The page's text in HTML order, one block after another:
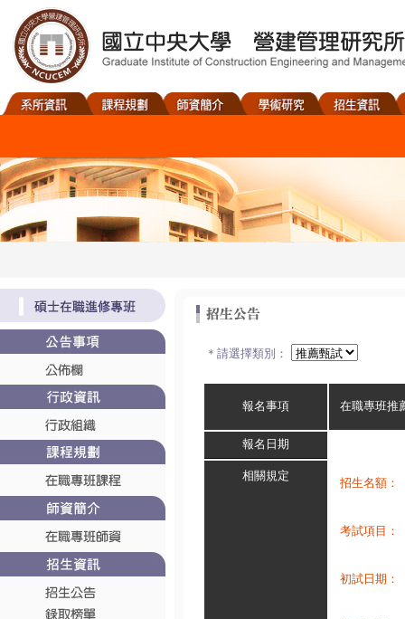
＊請選擇類別：
報名事項 在職專班推
報名日期
相關規定
招生名額：
考試項目：
初試日期：